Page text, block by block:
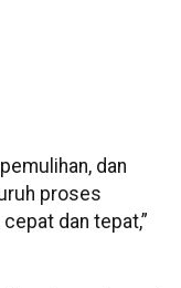
dan
proses
dan tepat,”